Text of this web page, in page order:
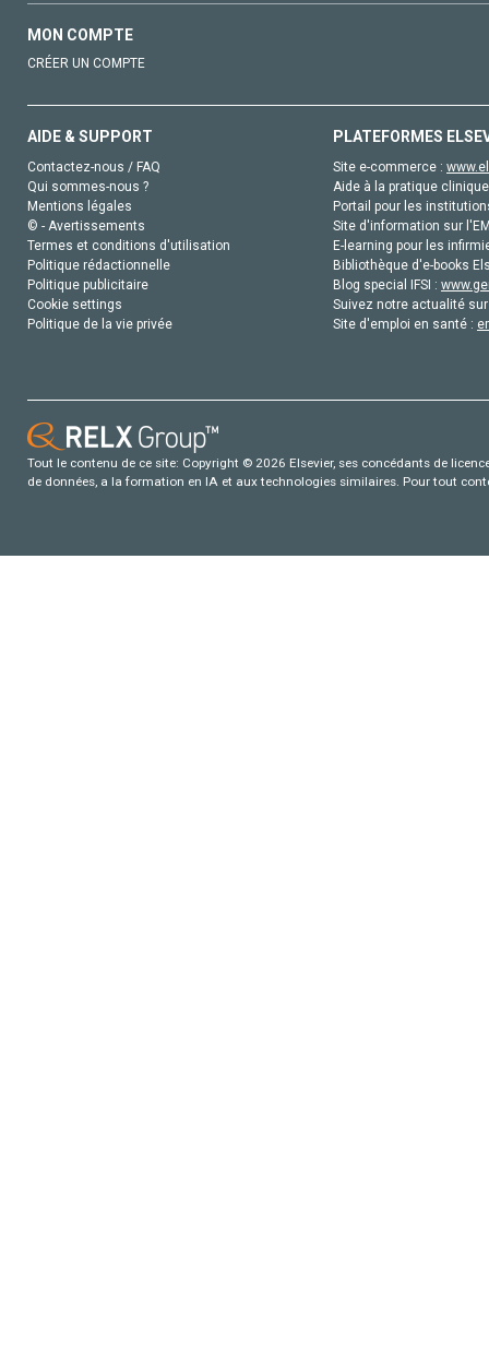
MON COMPTE
CRÉER UN COMPTE
AIDE & SUPPORT
Contactez-nous / FAQ
Qui sommes-nous ?
Mentions légales
© - Avertissements
Termes et conditions d'utilisation
Politique rédactionnelle
Politique publicitaire
Cookie settings
Politique de la vie privée
PLATEFORMES
Site e-commerce :
Aide à la pratique
Portail pour les
Site d'information sur
E-learning pour les
Bibliothèque d'e-books
Blog special IFSI :
Suivez notre actualité
Site d'emploi en santé :
Tout le contenu de ce site: Copyright © 2026 Elsevier, ses concédants de
de données, a la formation en IA et aux technologies similaires. Pour tout